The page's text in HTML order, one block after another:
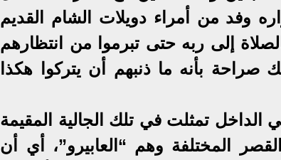
وفد من أمراء دويلات الشام القديم
إلى ربه حتى تبرموا من انتظارهم
بأنه ما ذنبهم أن يتركوا هكذا
تمثلت في تلك الجالية المقيمة
المختلفة وهم “العابيرو”، أي أن